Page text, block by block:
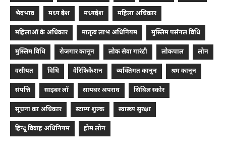
भेदभाव मध्य प्रदेश मध्यप्रदेश महिला अधिकार
महिलाओं के अधिकार मातृत्व लाभ अधिनियम मुस्लिम पर्सनल विधि
मुस्लिम विधि रोजगार कानून लोक सेवा गारंटी लोकपाल लोन
वसीयत विधि वेरिफिकेशन व्यक्तिगत कानून श्रम कानून
संपत्ति साइबर लॉ सायबर अपराध सिबिल स्कोर
सूचना का अधिकार स्टाम्प शुल्क स्वास्थ्य सुरक्षा
हिन्दू विवाह अधिनियम होम लोन